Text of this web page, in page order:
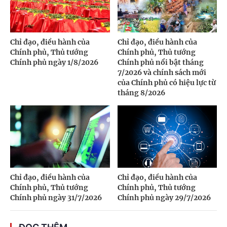
Chỉ đạo, điều hành của
Chính phủ, Thủ tướng
Chính phủ ngày 1/8/2026
Chỉ đạo, điều hành của
Chính phủ, Thủ tướng
Chính phủ nổi bật tháng
7/2026 và chính sách mới
của Chính phủ có hiệu lực từ
tháng 8/2026
Chỉ đạo, điều hành của
Chính phủ, Thủ tướng
Chính phủ ngày 31/7/2026
Chỉ đạo, điều hành của
Chính phủ, Thủ tướng
Chính phủ ngày 29/7/2026